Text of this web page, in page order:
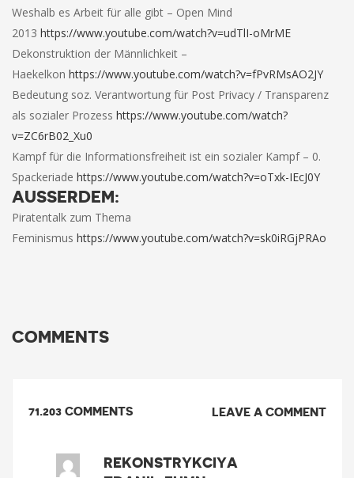
Weshalb es Arbeit für alle gibt – Open Mind
2013 https://www.youtube.com/watch?v=udTlI-oMrME
Dekonstruktion der Männlichkeit –
Haekelkon https://www.youtube.com/watch?v=fPvRMsAO2JY
Bedeutung soz. Verantwortung für Post Privacy / Transparenz
als sozialer Prozess https://www.youtube.com/watch?
v=ZC6rB02_Xu0
Kampf für die Informationsfreiheit ist ein sozialer Kampf – 0.
Spackeriade https://www.youtube.com/watch?v=oTxk-IEcJ0Y
AUSSERDEM:
Piratentalk zum Thema
Feminismus https://www.youtube.com/watch?v=sk0iRGjPRAo
COMMENTS
71.203 COMMENTS LEAVE A COMMENT
REKONSTRYKCIYA